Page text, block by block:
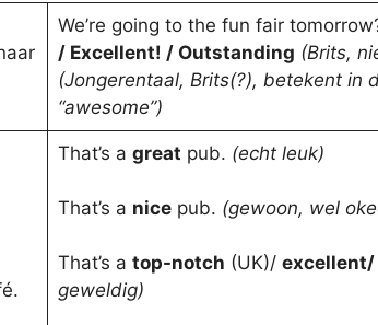
We’re going to the fun fair
/ Excellent! / Outstanding (Brits,
(Jongerentaal, Brits(?), betekent in
“awesome”)
That’s a great pub. (echt leuk)
That’s a nicepub. (gewoon, wel
That’s a top-notch (UK)/ excellent/
geweldig)